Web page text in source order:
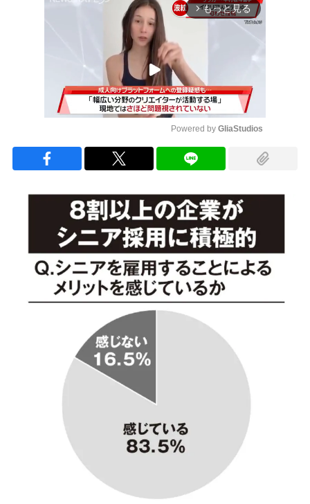
arrow_forward_ios もっと見る
Powered by GliaStudios